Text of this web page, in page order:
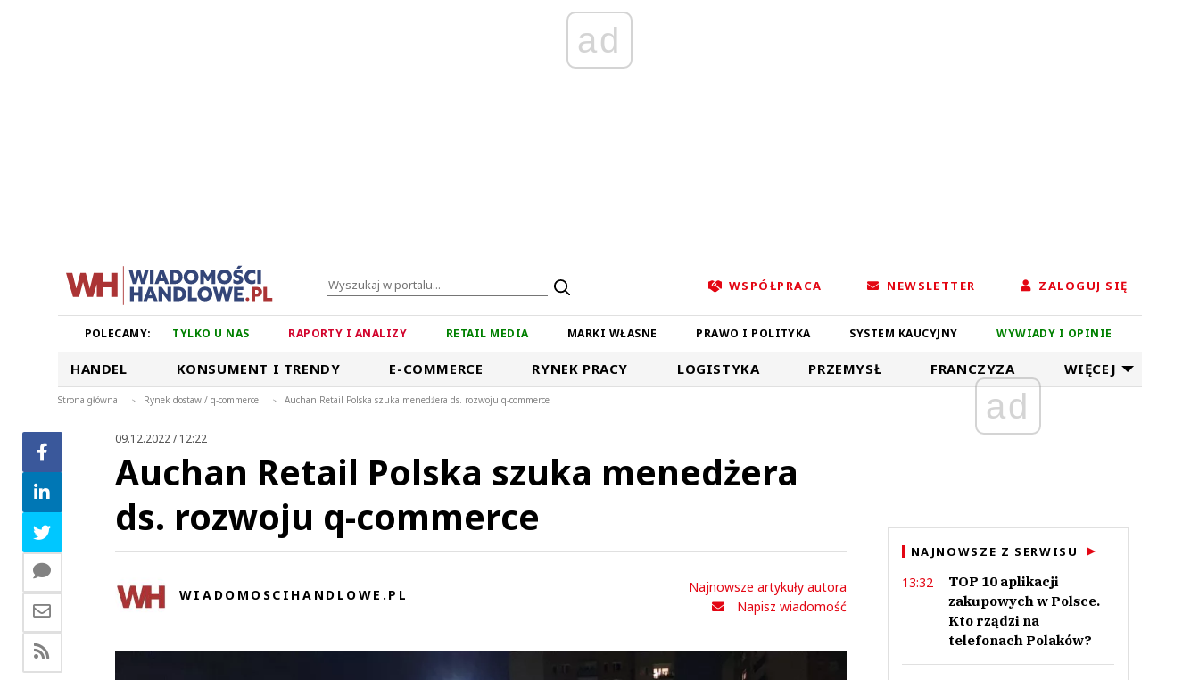
ad
WSPÓŁPRACA NEWSLETTER ZALOGUJ SIĘ
POLECAMY: TYLKO U NAS RAPORTY I ANALIZY RETAIL MEDIA MARKI WŁASNE PRAWO I POLITYKA SYSTEM KAUCYJNY WYWIADY I OPINIE
HANDEL KONSUMENT I TRENDY E-COMMERCE RYNEK PRACY LOGISTYKA PRZEMYSŁ FRANCZYZA WIĘCEJ
Strona główna > Rynek dostaw / q-commerce > Auchan Retail Polska szuka menedżera ds. rozwoju q-commerce
09.12.2022 / 12:22
Auchan Retail Polska szuka menedżera
ds. rozwoju q-commerce
WIADOMOSCIHANDLOWE.PL
Najnowsze artykuły autora
Napisz wiadomość
ad
NAJNOWSZE Z SERWISU
13:32
TOP 10 aplikacji
zakupowych w Polsce.
Kto rządzi na
telefonach Polaków?